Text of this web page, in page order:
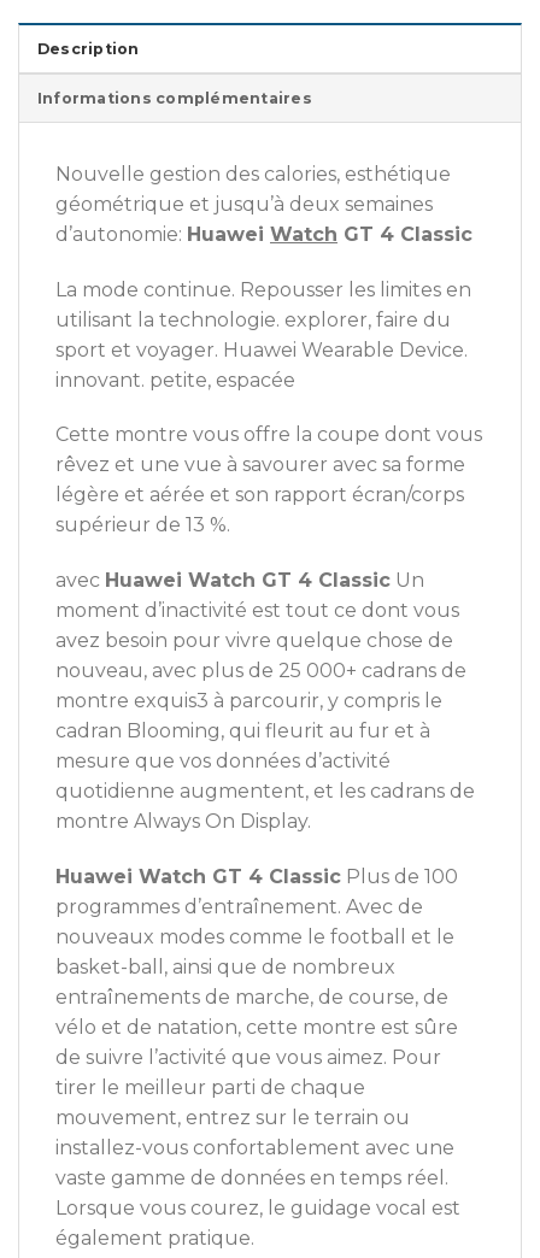
Description
Informations complémentaires
Nouvelle gestion des calories, esthétique
géométrique et jusqu’à deux semaines
d’autonomie: Huawei Watch GT 4 Classic
La mode continue. Repousser les limites en
utilisant la technologie. explorer, faire du
sport et voyager. Huawei Wearable Device.
innovant. petite, espacée
Cette montre vous offre la coupe dont vous
rêvez et une vue à savourer avec sa forme
légère et aérée et son rapport écran/corps
supérieur de 13 %.
avec Huawei Watch GT 4 Classic Un
moment d’inactivité est tout ce dont vous
avez besoin pour vivre quelque chose de
nouveau, avec plus de 25 000+ cadrans de
montre exquis3 à parcourir, y compris le
cadran Blooming, qui fleurit au fur et à
mesure que vos données d’activité
quotidienne augmentent, et les cadrans de
montre Always On Display.
Huawei Watch GT 4 Classic Plus de 100
programmes d’entraînement. Avec de
nouveaux modes comme le football et le
basket-ball, ainsi que de nombreux
entraînements de marche, de course, de
vélo et de natation, cette montre est sûre
de suivre l’activité que vous aimez. Pour
tirer le meilleur parti de chaque
mouvement, entrez sur le terrain ou
installez-vous confortablement avec une
vaste gamme de données en temps réel.
Lorsque vous courez, le guidage vocal est
également pratique.